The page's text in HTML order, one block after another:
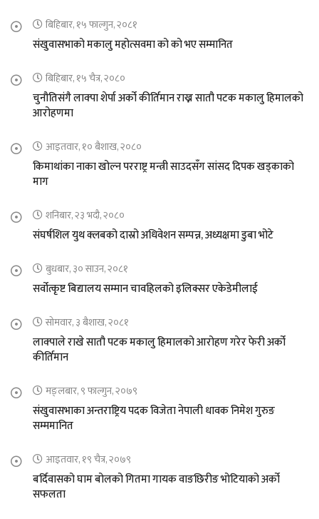
बिहिबार, १५ फाल्गुन, २०८१
संखुवासभाको मकालु महोत्सवमा को को भए सम्मानित
बिहिबार, १५ चैत्र, २०८०
चुनौतिसंगै लाक्पा शेर्पा अर्को कीर्तिमान राख्न सातौ पटक मकालु हिमालको
आरोहणमा
आइतवार, १० बैशाख, २०८०
किमाथांका नाका खोल्न परराष्ट्र मन्त्री साउदसँग सांसद दिपक खड्काको
माग
शनिबार, २३ भदौ, २०८०
संघर्षशिल युथ क्लबको दास्रो अधिवेशन सम्पन्न, अध्यक्षमा डुबा भोटे
बुधबार, ३० साउन, २०८१
सर्वोत्कृष्ट बिद्यालय सम्मान चावहिलको इलिक्सर एकेडेमीलाई
सोमवार, ३ बैशाख, २०८१
लाक्पाले राखे सातौ पटक मकालु हिमालको आरोहण गरेर फेरी अर्को
कीर्तिमान
मङ्लबार, ९ फाल्गुन, २०७९
संखुवासभाका अन्तराष्ट्रिय पदक विजेता नेपाली धावक निमेश गुरुङ
सम्ममानित
आइतवार, १९ चैत्र, २०७९
बर्दिवासको घाम बोलको गितमा गायक वाङछिरीङ भोटियाको अर्को
सफलता